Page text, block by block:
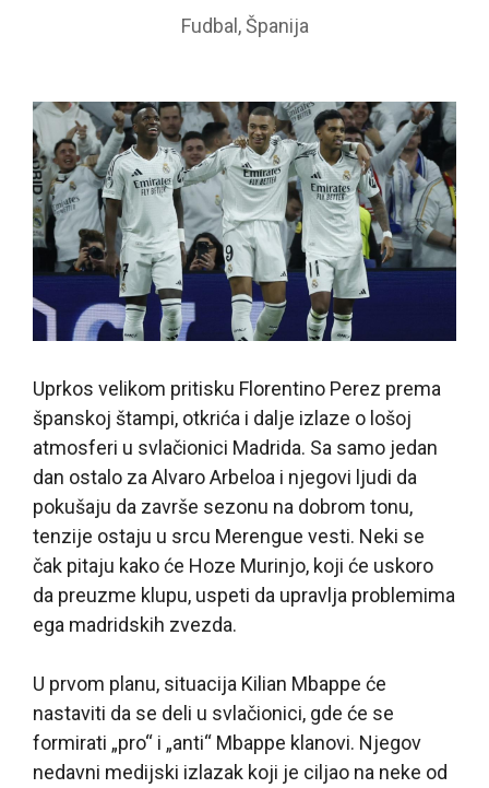
Fudbal ,Španija
Uprkos velikom pritisku Florentino Perez prema
španskoj štampi, otkrića i dalje izlaze o lošoj
atmosferi u svlačionici Madrida. Sa samo jedan
dan ostalo za Alvaro Arbeloa i njegovi ljudi da
pokušaju da završe sezonu na dobrom tonu,
tenzije ostaju u srcu Merengue vesti. Neki se
čak pitaju kako će Hoze Murinjo, koji će uskoro
da preuzme klupu, uspeti da upravlja problemima
ega madridskih zvezda.
U prvom planu, situacija Kilian Mbappe će
nastaviti da se deli u svlačionici, gde će se
formirati „pro“ i „anti“ Mbappe klanovi. Njegov
nedavni medijski izlazak koji je ciljao na neke od